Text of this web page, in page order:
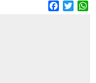
FacebookTwitter